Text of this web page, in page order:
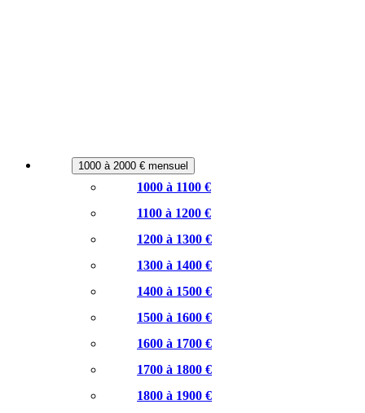
1000 à 2000 € mensuel
1000 à 1100 €
1100 à 1200 €
1200 à 1300 €
1300 à 1400 €
1400 à 1500 €
1500 à 1600 €
1600 à 1700 €
1700 à 1800 €
1800 à 1900 €